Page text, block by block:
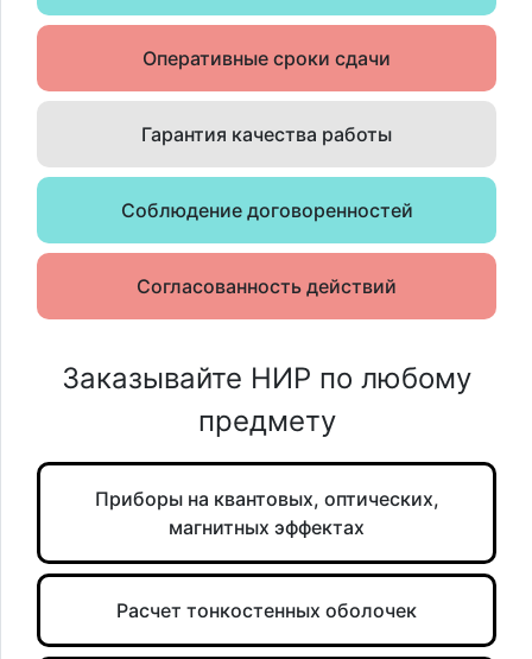
Оперативные сроки сдачи
Гарантия качества работы
Соблюдение договоренностей
Согласованность действий
Заказывайте НИР по любому
предмету
Приборы на квантовых, оптических,
магнитных эффектах
Расчет тонкостенных оболочек